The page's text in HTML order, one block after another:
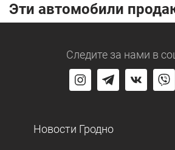
Эти автомобили
Следите за нами в
Новости Гродно